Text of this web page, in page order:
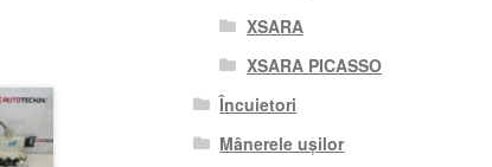
XSARA
XSARA PICASSO
Încuietori
Mânerele ușilor